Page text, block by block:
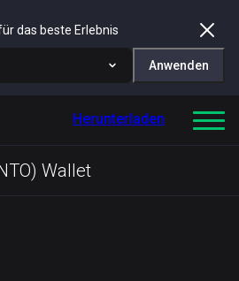
das beste Erlebnis
Anwenden
Herunterladen
Wallet